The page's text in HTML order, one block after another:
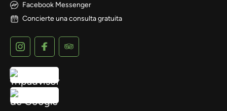
Facebook Messenger
Concierte una consulta gratuita